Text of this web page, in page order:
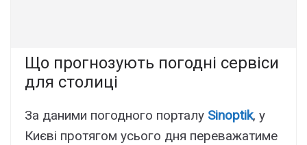
Що прогнозують погодні сервіси
для столиці
За даними погодного порталу Sinoptik, у
Києві протягом усього дня переважатиме